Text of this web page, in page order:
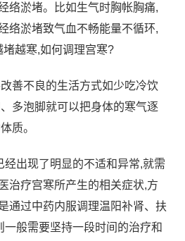
络淤堵。比如生气时胸帐胸痛,
络淤堵致气血不畅能量不循环,
越寒,如何调理宫寒?
善不良的生活方式如少吃冷饮
多泡脚就可以把身体的寒气逐
质。
经出现了明显的不适和异常,就需
治疗宫寒所产生的相关症状,方
通过中药内服调理温阳补肾、扶
一般需要坚持一段时间的治疗和